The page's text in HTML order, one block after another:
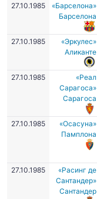
27.10.1985
«Барселона»
Барселона
27.10.1985
«Эркулес»
Аликанте
27.10.1985
«Реал
Сарагоса»
Сарагоса
27.10.1985
«Осасуна»
Памплона
27.10.1985
«Расинг де
Сантандер»
Сантандер